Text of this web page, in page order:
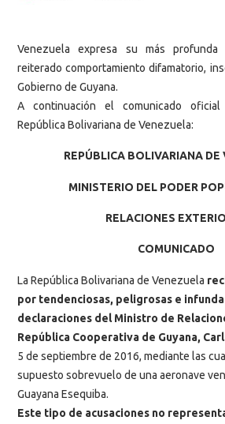
Venezuela expresa su más
reiterado comportamiento difamatorio,
Gobierno de Guyana.
A continuación el comunicado
República Bolivariana de Venezuela:
REPÚBLICA BOLIVARIANA DE
MINISTERIO DEL PODER
RELACIONES
COMUNICADO
La República Bolivariana de Venezuela
por tendenciosas, peligrosas e
declaraciones del Ministro de
República Cooperativa de Guyana,
5 de septiembre de 2016, mediante las
supuesto sobrevuelo de una aeronave
Guayana Esequiba.
Este tipo de acusaciones no